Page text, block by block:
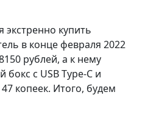
экстренно купить
в конце февраля 2022
рублей, а к нему
бокс с USB Type-C и
копеек. Итого, будем